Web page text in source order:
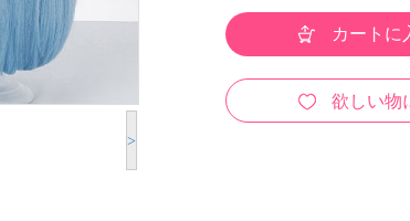
>
カートに
欲しい物